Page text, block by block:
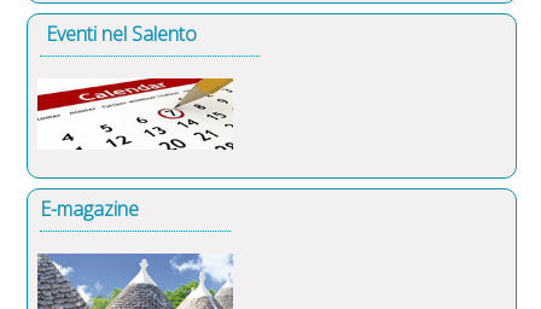
Eventi nel Salento
E-magazine